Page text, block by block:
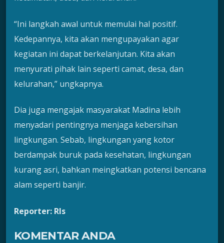
“Ini langkah awal untuk memulai hal positif.
Kedepannya, kita akan mengupayakan agar
kegiatan ini dapat berkelanjutan. Kita akan
menyurati pihak lain seperti camat, desa, dan
kelurahan,” ungkapnya.
Dia juga mengajak masyarakat Madina lebih
menyadari pentingnya menjaga kebersihan
lingkungan. Sebab, lingkungan yang kotor
berdampak buruk pada kesehatan, lingkungan
kurang asri, bahkan meingkatkan potensi bencana
alam seperti banjir.
Reporter: Rls
KOMENTAR ANDA